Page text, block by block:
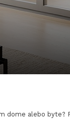
dome alebo byte?